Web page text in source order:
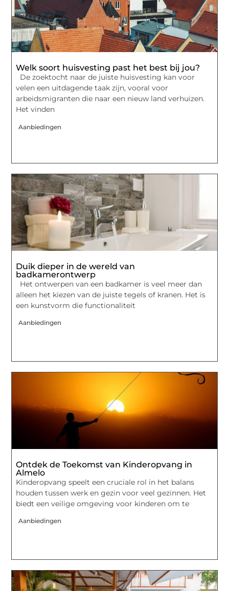
Welk soort huisvesting past het best bij jou?
De zoektocht naar de juiste huisvesting kan voor
velen een uitdagende taak zijn, vooral voor
arbeidsmigranten die naar een nieuw land verhuizen.
Het vinden
Aanbiedingen
Duik dieper in de wereld van
badkamerontwerp
Het ontwerpen van een badkamer is veel meer dan
alleen het kiezen van de juiste tegels of kranen. Het is
een kunstvorm die functionaliteit
Aanbiedingen
Ontdek de Toekomst van Kinderopvang in
Almelo
Kinderopvang speelt een cruciale rol in het balans
houden tussen werk en gezin voor veel gezinnen. Het
biedt een veilige omgeving voor kinderen om te
Aanbiedingen